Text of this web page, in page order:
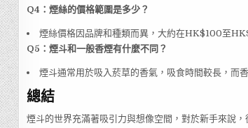
Q4：煙絲的價格範圍是多少？
煙絲價格因品牌和種類而異，大約在HK$100至
Q5：煙斗和一般香煙有什麼不同？
煙斗通常用於吸入菸草的香氣，吸食時間較長，而
總結
煙斗的世界充滿著吸引力與想像空間，對於新手來說